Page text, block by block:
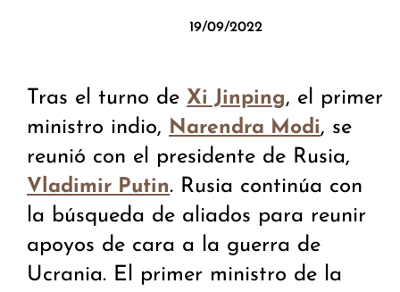
19/09/2022
Tras el turno de Xi Jinping, el primer
ministro indio, Narendra Modi, se
reunió con el presidente de Rusia,
Vladimir Putin. Rusia continúa con
la búsqueda de aliados para reunir
apoyos de cara a la guerra de
Ucrania. El primer ministro de la